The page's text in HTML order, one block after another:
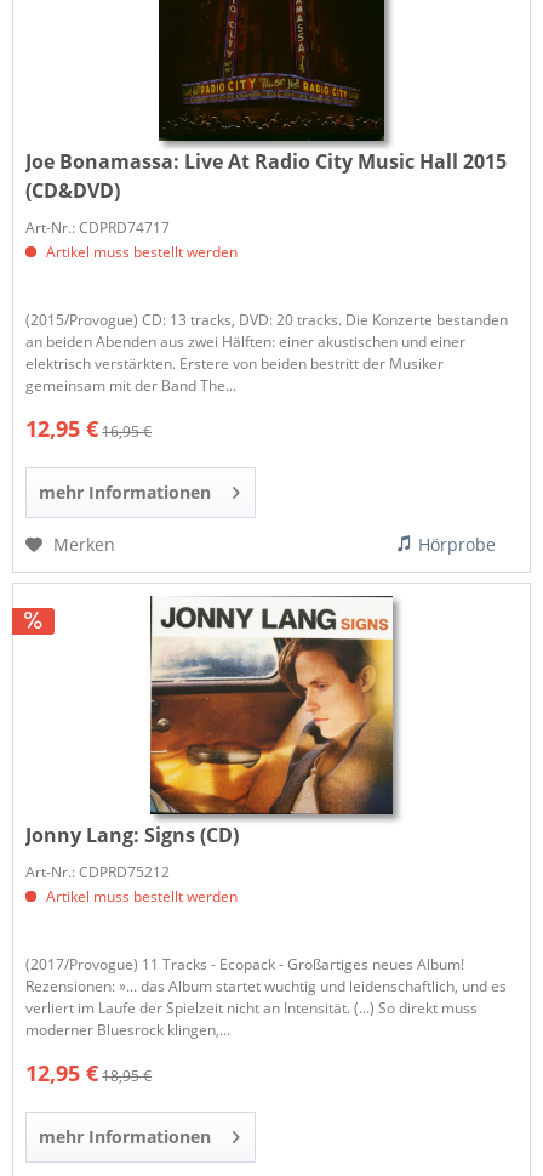
Joe Bonamassa: Live At Radio City Music Hall 2015
(CD&DVD)
Art-Nr.: CDPRD74717
Artikel muss bestellt werden
(2015/Provogue) CD: 13 tracks, DVD: 20 tracks. Die Konzerte bestanden
an beiden Abenden aus zwei Hälften: einer akustischen und einer
elektrisch verstärkten. Erstere von beiden bestritt der Musiker
gemeinsam mit der Band The...
12,95 €16,95 €
mehr Informationen
Merken Hörprobe
Jonny Lang: Signs (CD)
Art-Nr.: CDPRD75212
Artikel muss bestellt werden
(2017/Provogue) 11 Tracks - Ecopack - Großartiges neues Album!
Rezensionen: »... das Album startet wuchtig und leidenschaftlich, und es
verliert im Laufe der Spielzeit nicht an Intensität. (...) So direkt muss
moderner Bluesrock klingen,...
12,95 €18,95 €
mehr Informationen